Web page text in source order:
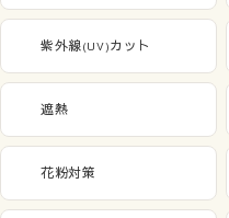
紫外線(UV)カット
遮熱
花粉対策